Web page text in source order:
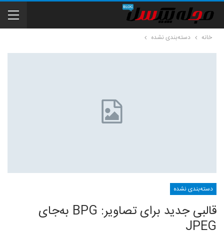
خانه دسته‌بندی نشده
دسته‌بندی نشده
قالبی جدید برای تصاویر: BPG به‌جای
JPEG